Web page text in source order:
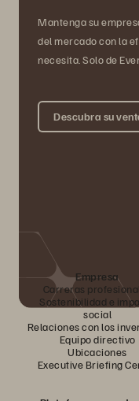
Mantenga su
del mercado con la
necesita. Solo de
Descubra su
Empresa
Carreras
Sostenibilidad e
social
Relaciones con los
Equipo directivo
Ubicaciones
Executive Briefing